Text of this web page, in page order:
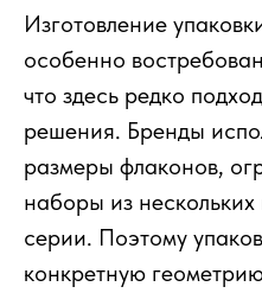
Изготовление
особенно
что здесь редко
решения. Бренды
размеры флаконов,
наборы из
серии. Поэтому
конкретную